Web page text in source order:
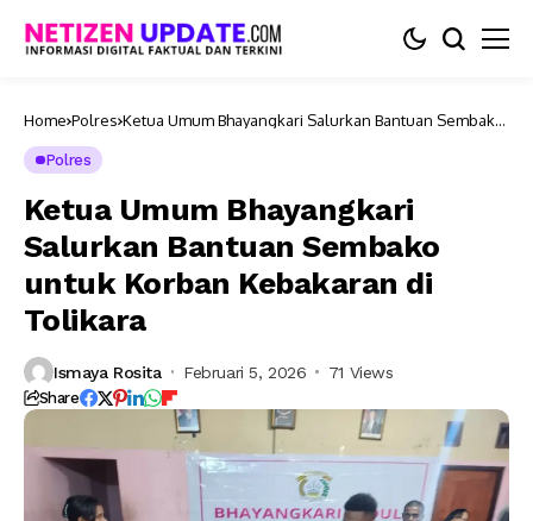
Home Polres Ketua Umum Bhayangkari Salurkan Bantuan Sembako
Polres
Ketua Umum Bhayangkari
Salurkan Bantuan Sembako
untuk Korban Kebakaran di
Tolikara
Ismaya Rosita Februari 5, 2026 71 Views
Share